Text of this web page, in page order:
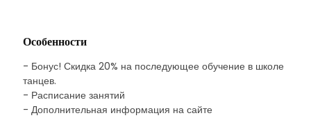
Особенности
- Бонус! Скидка 20% на последующее обучение в школе
танцев.
- Расписание занятий
- Дополнительная информация на сайте